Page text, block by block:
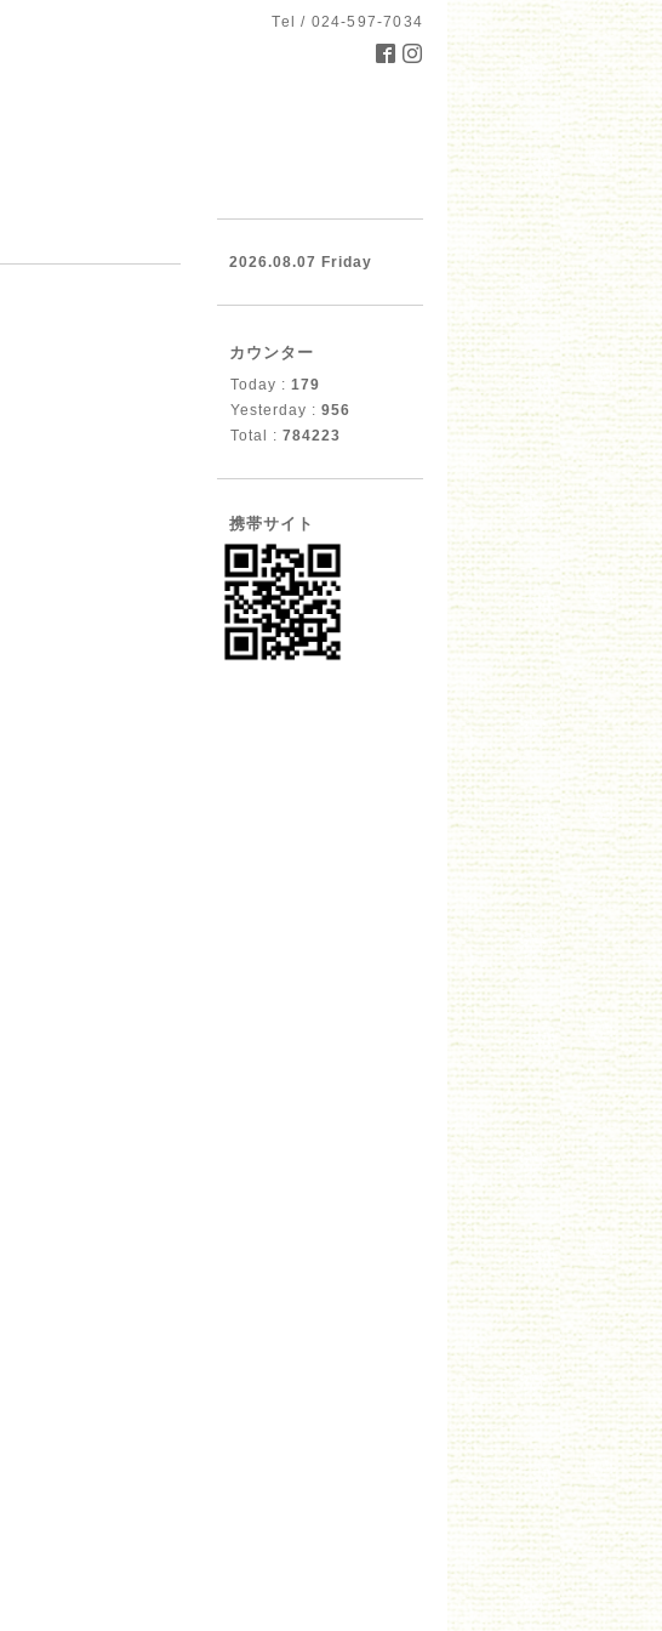
Tel / 024-597-7034
2026.08.07 Friday
カウンター
Today : 179
Yesterday : 956
Total : 784223
携帯サイト